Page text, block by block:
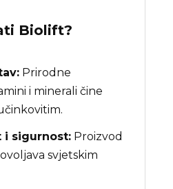
Biolift?
Prirodne
i minerali čine
i sigurnost: Proizvod
svjetskim